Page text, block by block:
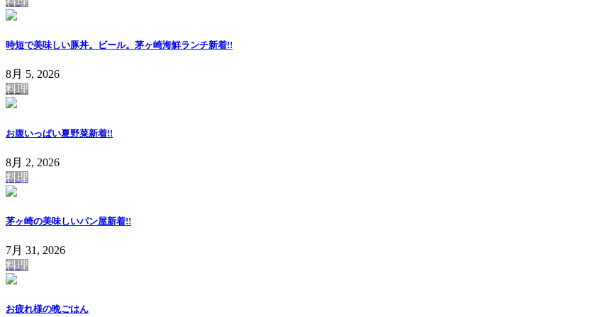
時短で美味しい豚丼。ビール。茅ヶ崎海鮮ランチ新着!!
8月 5, 2026
料理
お腹いっぱい夏野菜新着!!
8月 2, 2026
料理
茅ヶ崎の美味しいパン屋新着!!
7月 31, 2026
料理
お疲れ様の晩ごはん